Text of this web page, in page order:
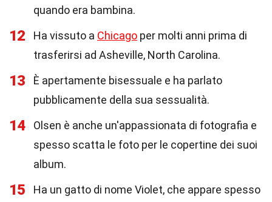
quando era bambina.
12 Ha vissuto a Chicago per molti anni prima di
trasferirsi ad Asheville, North Carolina.
13
È apertamente bisessuale e ha parlato
pubblicamente della sua sessualità.
14
Olsen è anche un'appassionata di fotografia e
spesso scatta le foto per le copertine dei suoi
album.
15
Ha un gatto di nome Violet, che appare spesso